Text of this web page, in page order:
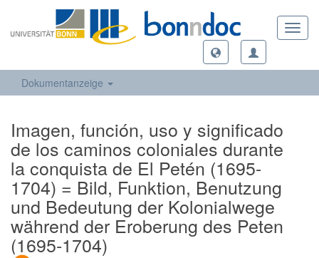
Dokumentanzeige
Imagen, función, uso y significado
de los caminos coloniales durante
la conquista de El Petén (1695-
1704) = Bild, Funktion, Benutzung
und Bedeutung der Kolonialwege
während der Eroberung des Peten
(1695-1704)